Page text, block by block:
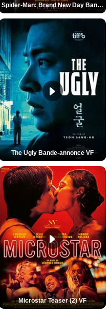
Spider-Man: Brand New Day Bande-annonce (3) VO STFR
The Ugly Bande-annonce VF
Microstar Teaser (2) VF